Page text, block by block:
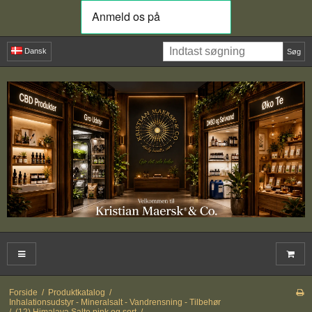
Dansk Søg
Forside / Produktkatalog /
Inhalationsudstyr - Mineralsalt - Vandrensning - Tilbehør